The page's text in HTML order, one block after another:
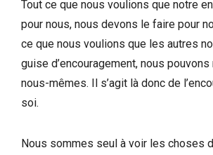
Tout ce que nous voulions que notre
pour nous, nous devons le faire pour
ce que nous voulions que les autres
guise d’encouragement, nous
nous-mêmes. Il s’agit là donc de
soi.
Nous sommes seul à voir les choses